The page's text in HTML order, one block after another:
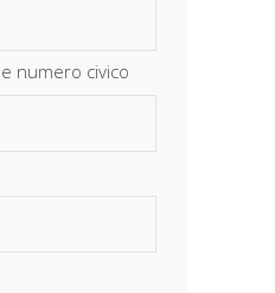
numero civico